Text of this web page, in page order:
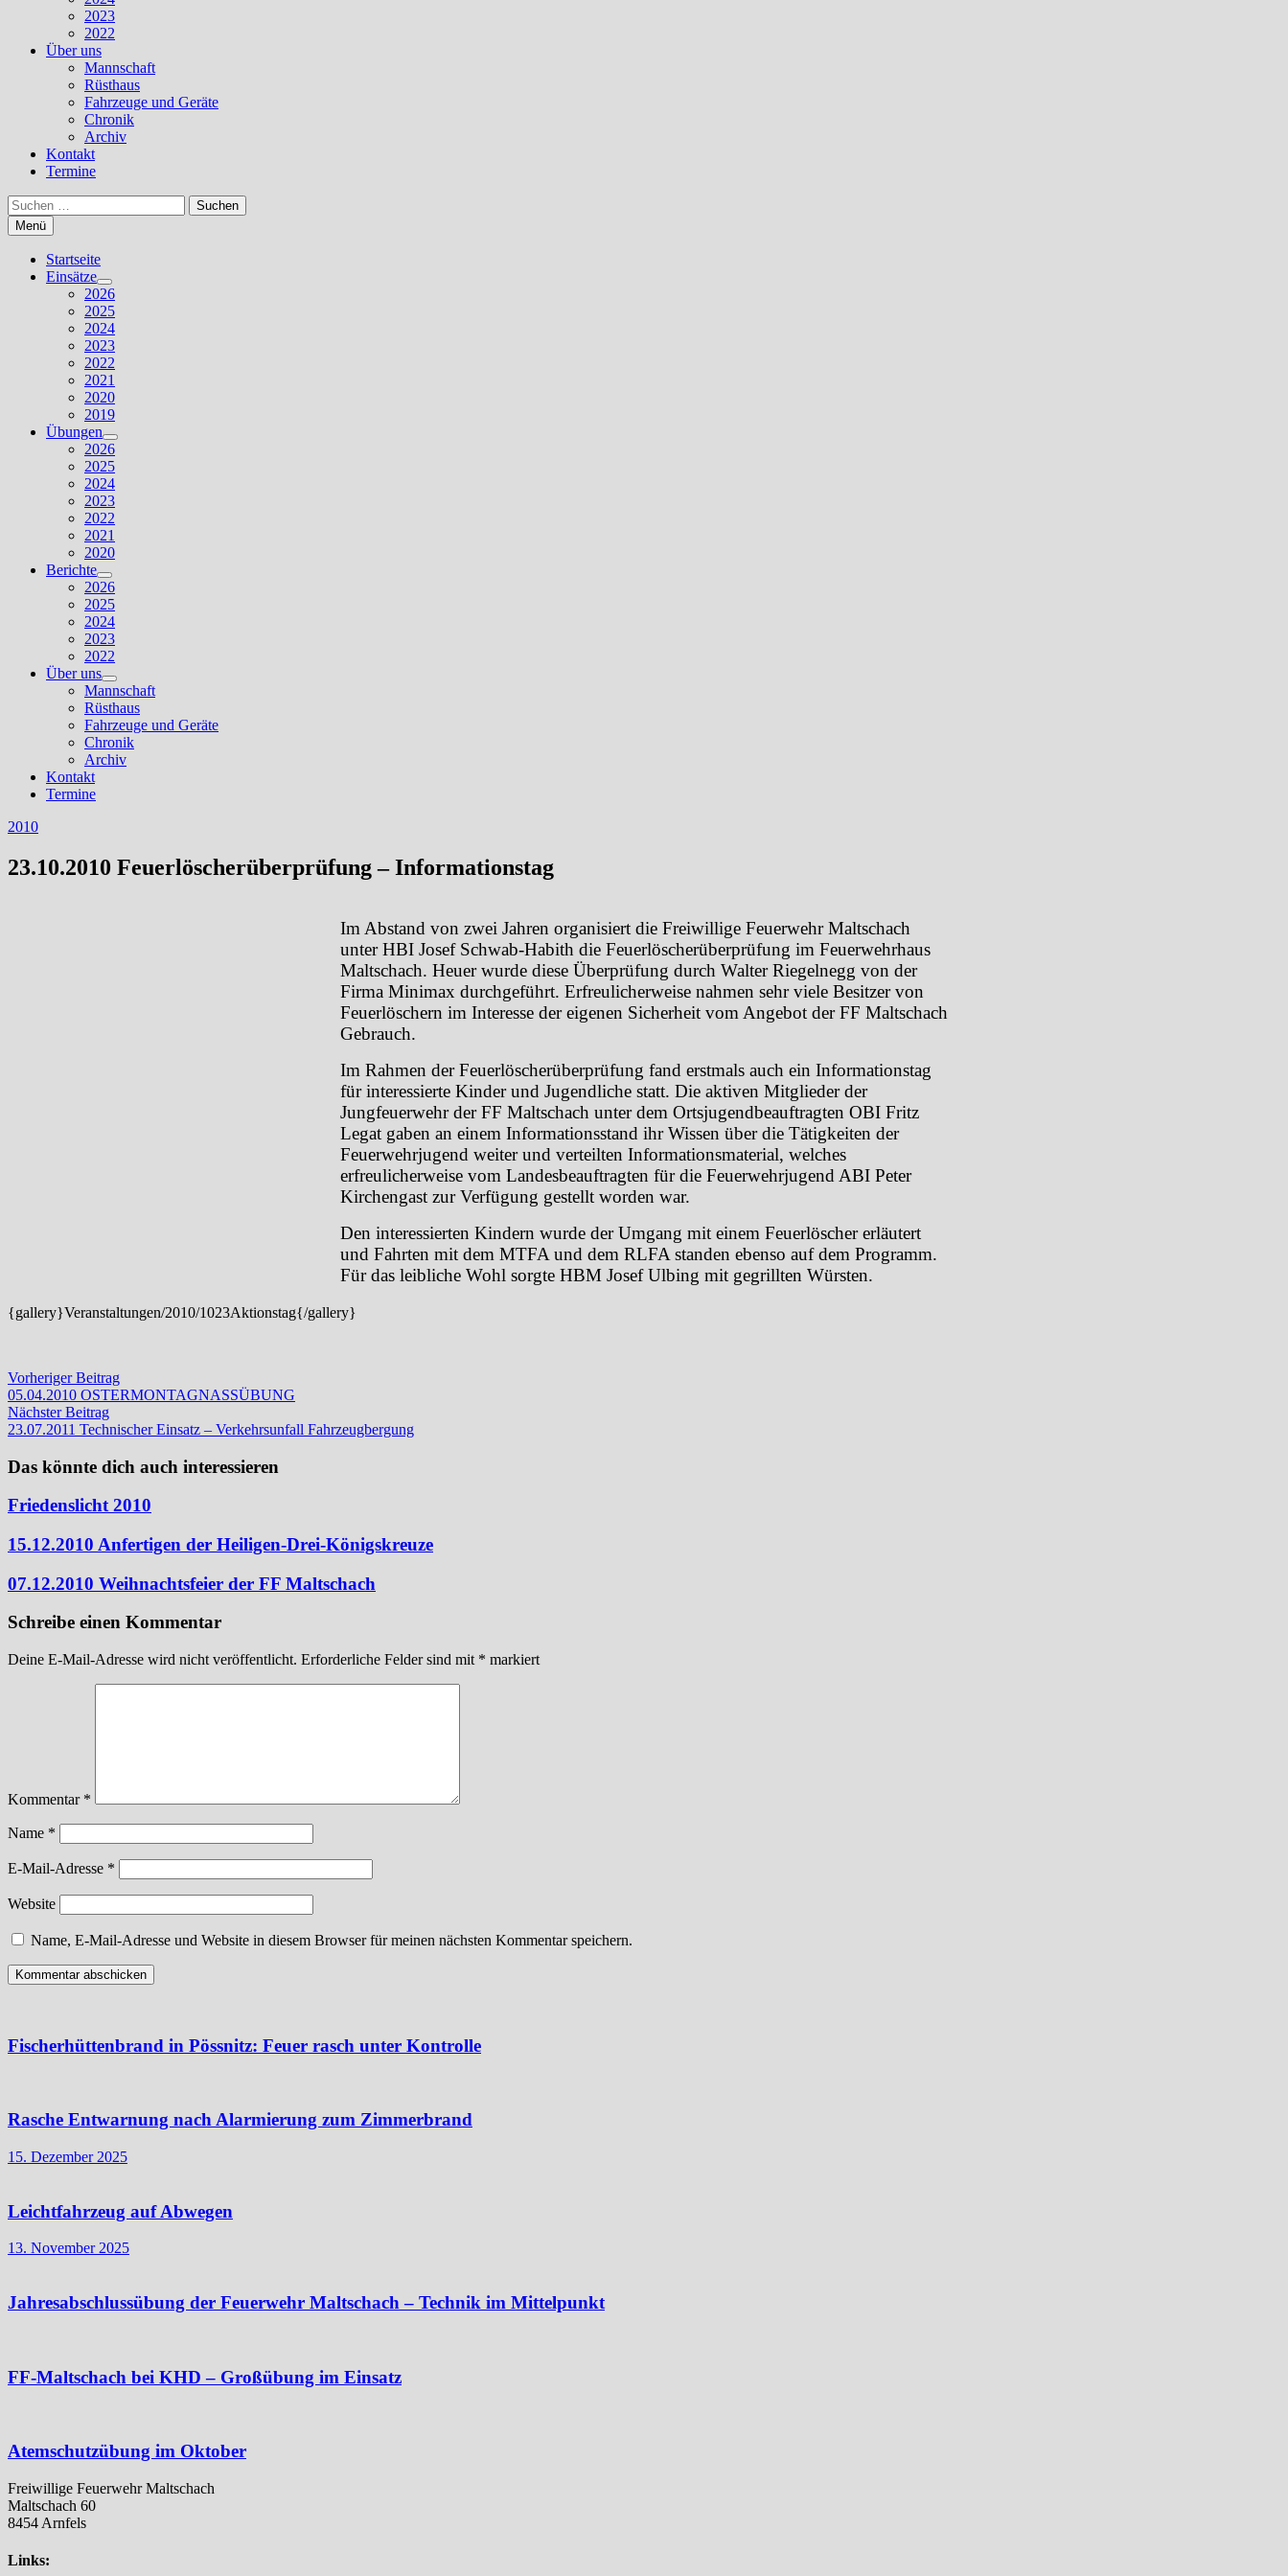
2023
2022
Über uns
Mannschaft
Rüsthaus
Fahrzeuge und Geräte
Chronik
Archiv
Kontakt
Termine
Suchen
nach:
Menü
Startseite
Einsätze
Untermenü
anzeigen
2026
2025
2024
2023
2022
2021
2020
2019
Übungen
Untermenü
anzeigen
2026
2025
2024
2023
2022
2021
2020
Berichte
Untermenü
anzeigen
2026
2025
2024
2023
2022
Über uns
Untermenü
anzeigen
Mannschaft
Rüsthaus
Fahrzeuge und Geräte
Chronik
Archiv
Kontakt
Termine
2010
23.10.2010 Feuerlöscherüberprüfung – Informationstag
Im Abstand von zwei Jahren organisiert die Freiwillige Feuerwehr Maltschach
unter HBI Josef Schwab-Habith die Feuerlöscherüberprüfung im Feuerwehrhaus
Maltschach. Heuer wurde diese Überprüfung durch Walter Riegelnegg von der
Firma Minimax durchgeführt. Erfreulicherweise nahmen sehr viele Besitzer von
Feuerlöschern im Interesse der eigenen Sicherheit vom Angebot der FF Maltschach
Gebrauch.
Im Rahmen der Feuerlöscherüberprüfung fand erstmals auch ein Informationstag
für interessierte Kinder und Jugendliche statt. Die aktiven Mitglieder der
Jungfeuerwehr der FF Maltschach unter dem Ortsjugendbeauftragten OBI Fritz
Legat gaben an einem Informationsstand ihr Wissen über die Tätigkeiten der
Feuerwehrjugend weiter und verteilten Informationsmaterial, welches
erfreulicherweise vom Landesbeauftragten für die Feuerwehrjugend ABI Peter
Kirchengast zur Verfügung gestellt worden war.
Den interessierten Kindern wurde der Umgang mit einem Feuerlöscher erläutert
und Fahrten mit dem MTFA und dem RLFA standen ebenso auf dem Programm.
Für das leibliche Wohl sorgte HBM Josef Ulbing mit gegrillten Würsten.
{gallery}Veranstaltungen/2010/1023Aktionstag{/gallery}
Beitragsnavigation
Vorheriger BeitragVorheriger
Beitrag:
05.04.2010 OSTERMONTAGNASSÜBUNG
Nächster BeitragNächster
Beitrag:
23.07.2011 Technischer Einsatz – Verkehrsunfall Fahrzeugbergung
Das könnte dich auch interessieren
Friedenslicht 2010
15.12.2010 Anfertigen der Heiligen-Drei-Königskreuze
07.12.2010 Weihnachtsfeier der FF Maltschach
Schreibe einen Kommentar
Deine E-Mail-Adresse wird nicht veröffentlicht. Erforderliche Felder sind mit * markiert
Kommentar *
Name *
E-Mail-Adresse *
Website
Name, E-Mail-Adresse und Website in diesem Browser für meinen nächsten Kommentar speichern.
Fischerhüttenbrand in Pössnitz: Feuer rasch unter Kontrolle
Rasche Entwarnung nach Alarmierung zum Zimmerbrand
15. Dezember 2025
Leichtfahrzeug auf Abwegen
13. November 2025
Jahresabschlussübung der Feuerwehr Maltschach – Technik im Mittelpunkt
FF-Maltschach bei KHD – Großübung im Einsatz
Atemschutzübung im Oktober
Freiwillige Feuerwehr Maltschach
Maltschach 60
8454 Arnfels
Links: